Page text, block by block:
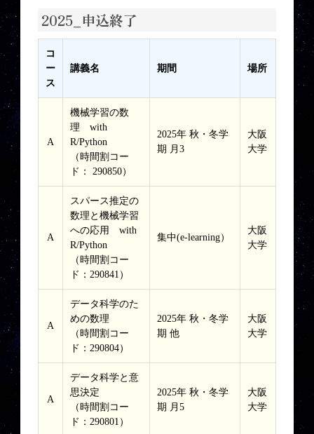
2025_申込終了
コ
ー
ス
講義名 期間 場所
A
機械学習の数
理 with
R/Python
（時間割コー
ド： 290850）
2025年 秋・冬学
期 月3
大阪
大学
A
スパース推定の
数理と機械学習
への応用 with
R/Python
（時間割コー
ド：290841）
集中(e-learning）
大阪
大学
A
データ科学のた
めの数理
（時間割コー
ド：290804）
2025年 秋・冬学
期 他
大阪
大学
A
データ科学と意
思決定
（時間割コー
ド：290801）
2025年 秋・冬学
期 月5
大阪
大学